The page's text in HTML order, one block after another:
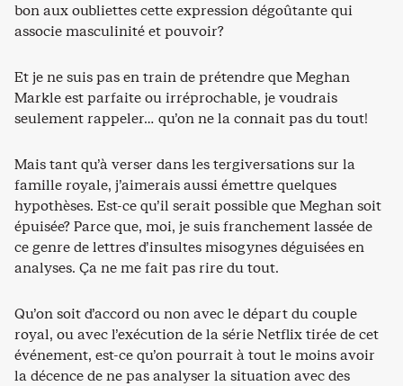
bon aux oubliettes cette expression dégoûtante qui
associe masculinité et pouvoir?
Et je ne suis pas en train de prétendre que Meghan
Markle est parfaite ou irréprochable, je voudrais
seulement rappeler… qu’on ne la connait pas du tout!
Mais tant qu’à verser dans les tergiversations sur la
famille royale, j’aimerais aussi émettre quelques
hypothèses. Est-ce qu’il serait possible que Meghan soit
épuisée? Parce que, moi, je suis franchement lassée de
ce genre de lettres d’insultes misogynes déguisées en
analyses. Ça ne me fait pas rire du tout.
Qu’on soit d’accord ou non avec le départ du couple
royal, ou avec l’exécution de la série Netflix tirée de cet
événement, est-ce qu’on pourrait à tout le moins avoir
la décence de ne pas analyser la situation avec des